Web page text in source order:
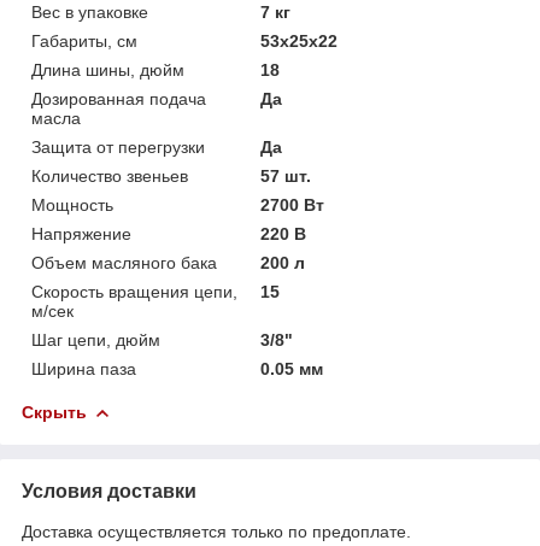
Вес в упаковке
7 кг
Габариты, см
53х25х22
Длина шины, дюйм
18
Дозированная подача
масла
Да
Защита от перегрузки
Да
Количество звеньев
57 шт.
Мощность
2700 Вт
Напряжение
220 В
Объем масляного бака
200 л
Скорость вращения цепи,
м/сек
15
Шаг цепи, дюйм
3/8"
Ширина паза
0.05 мм
Скрыть
Условия доставки
Доставка осуществляется только по предоплате.